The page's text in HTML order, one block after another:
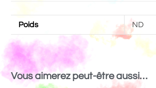
Poids ND
Vous aimerez peut-être aussi…